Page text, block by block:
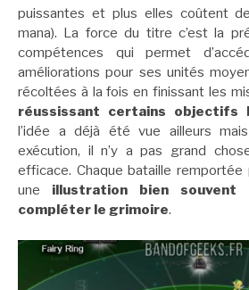
puissantes et plus elles coûtent
mana). La force du titre c’est la
compétences qui permet
améliorations pour ses unités
récoltées à la fois en finissant les
réussissant certains objectifs
l’idée a déjà été vue ailleurs
exécution, il n’y a pas grand
efficace. Chaque bataille
une illustration bien souvent
compléter le grimoire.